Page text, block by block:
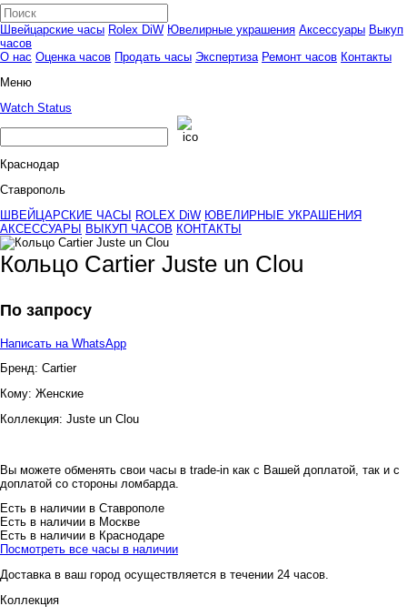
Швейцарские часы Rolex DiW Ювелирные украшения Аксессуары Выкуп
часов
О нас Оценка часов Продать часы Экспертиза Ремонт часов Контакты
Меню
Watch Status
Краснодар
Ставрополь
ШВЕЙЦАРСКИЕ ЧАСЫ
ROLEX DiW ЮВЕЛИРНЫЕ УКРАШЕНИЯ
АКСЕССУАРЫ
ВЫКУП ЧАСОВ КОНТАКТЫ
Кольцо Cartier Juste un Clou
По запросу
Написать на WhatsApp
Бренд: Cartier
Кому: Женские
Коллекция: Juste un Clou
Вы можете обменять свои часы в trade-in как с Вашей доплатой, так и с
доплатой со стороны ломбарда.
Есть в наличии в Ставрополе
Есть в наличии в Москве
Есть в наличии в Краснодаре
Посмотреть все часы в наличии
Доставка в ваш город осуществляется в течении 24 часов.
Коллекция